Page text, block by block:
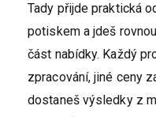
Tady přijde praktická
potiskem a jdeš
část nabídky. Každý
zpracování, jiné ceny
dostaneš výsledky z